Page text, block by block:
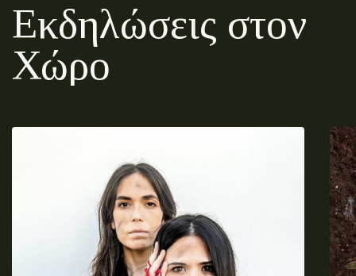
Εκδηλώσεις στον
Χώρο